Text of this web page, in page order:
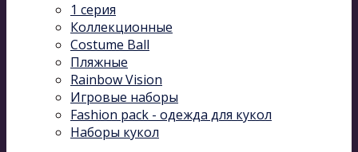
1 серия
Коллекционные
Costume Ball
Пляжные
Rainbow Vision
Игровые наборы
Fashion pack - одежда для кукол
Наборы кукол